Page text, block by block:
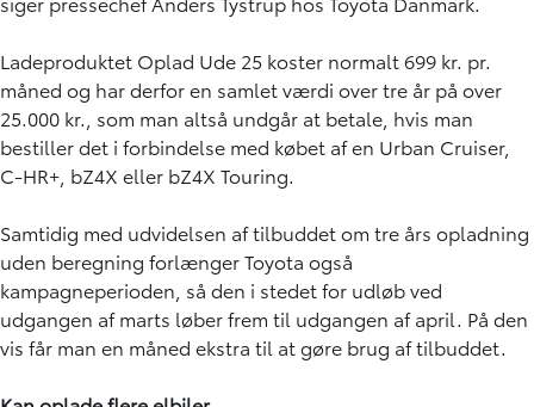
Ladeproduktet Oplad Ude 25 koster normalt 699 kr. pr.
måned og har derfor en samlet værdi over tre år på over
25.000 kr., som man altså undgår at betale, hvis man
bestiller det i forbindelse med købet af en Urban Cruiser,
C-HR+, bZ4X eller bZ4X Touring.
Samtidig med udvidelsen af tilbuddet om tre års opladning
uden beregning forlænger Toyota også
kampagneperioden, så den i stedet for udløb ved
udgangen af marts løber frem til udgangen af april. På den
vis får man en måned ekstra til at gøre brug af tilbuddet.